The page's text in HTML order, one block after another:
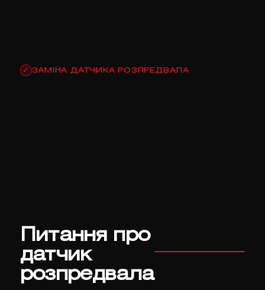
✓ ЗАМІНА ДАТЧИКА РОЗПРЕДВАЛА
Питання про
датчик
розпредвала